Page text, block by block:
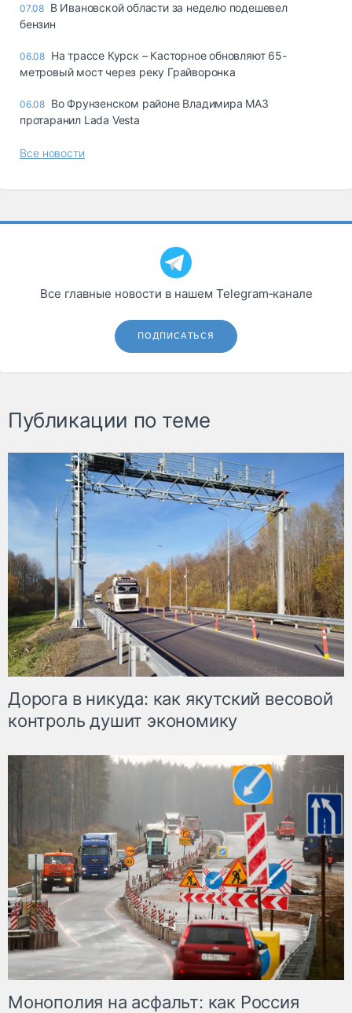
07.08 В Ивановской области за неделю подешевел
бензин
06.08 На трассе Курск – Касторное обновляют 65-
метровый мост через реку Грайворонка
06.08 Во Фрунзенском районе Владимира МАЗ
протаранил Lada Vesta
Все новости
Все главные новости в нашем Telegram‑канале
ПОДПИСАТЬСЯ
Публикации по теме
Дорога в никуда: как якутский весовой
контроль душит экономику
Монополия на асфальт: как Россия